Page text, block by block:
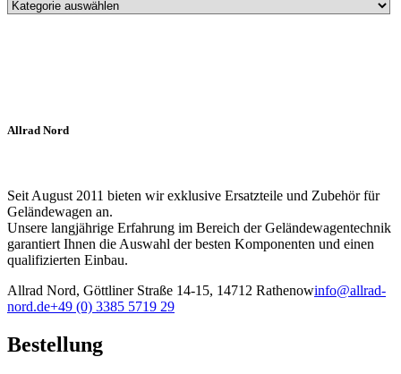
Allrad Nord
Seit August 2011 bieten wir exklusive Ersatzteile und Zubehör für
Geländewagen an.
Unsere langjährige Erfahrung im Bereich der Geländewagentechnik
garantiert Ihnen die Auswahl der besten Komponenten und einen
qualifizierten Einbau.
Allrad Nord, Göttliner Straße 14-15, 14712 Rathenowinfo@allrad-
nord.de+49 (0) 3385 5719 29
Bestellung